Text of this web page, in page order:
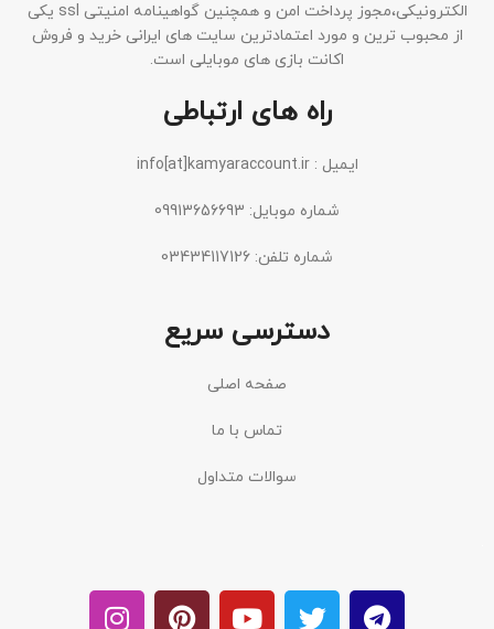
الکترونیکی،مجوز پرداخت امن و همچنین گواهینامه امنیتی ssl یکی
از محبوب ترین و مورد اعتمادترین سایت های ایرانی خرید و فروش
اکانت بازی های موبایلی است.
راه های ارتباطی
ایمیل : info[at]kamyaraccount.ir
شماره موبایل: 09913656693
شماره تلفن: 03434117126
دسترسی سریع
صفحه اصلی
تماس با ما
سوالات متداول